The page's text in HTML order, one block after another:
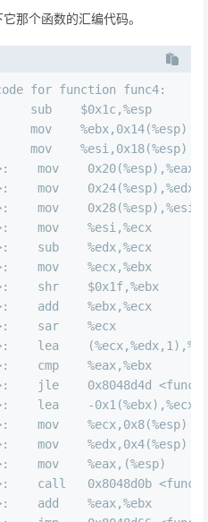
那个函数的汇编代码。
for function func4:
sub    $0x1c,%esp
mov    %ebx,0x14(%esp)
mov    %esi,0x18(%esp)
mov    0x20(%esp),%eax
mov    0x24(%esp),%edx
mov    0x28(%esp),%esi
mov    %esi,%ecx
sub    %edx,%ecx
mov    %ecx,%ebx
shr    $0x1f,%ebx
add    %ebx,%ecx
sar    %ecx
lea
cmp    %eax,%ebx
jle    0x8048d4d
lea    -0x1(%ebx),%ecx
mov    %ecx,0x8(%esp)
mov    %edx,0x4(%esp)
mov    %eax,(%esp)
call   0x8048d0b <func4>
add    %eax,%ebx